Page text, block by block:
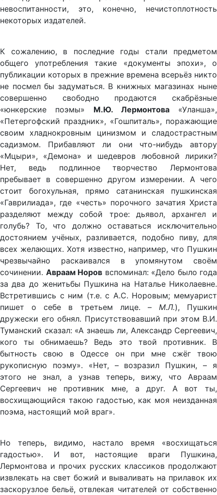
невоспитанности, это, конечно, нечистоплотность
некоторых издателей.
К сожалению, в последние годы стали предметом
общего употребления такие «документы эпохи», о
публикации которых в прежние времена всерьёз никто
не посмел бы задуматься. В книжных магазинах ныне
совершенно свободно продаются скабрёзные
«юнкерские поэмы» М.Ю. Лермонтова «Уланша»,
«Петергофский праздник», «Гошпиталь», поражающие
своим хладнокровным цинизмом и сладострастным
садизмом. Прибавляют ли они что-нибудь автору
«Мцыри», «Демона» и шедевров любовной лирики?
Нет, ведь подлинное творчество Лермонтова
пребывает в совершенно другом измерении. А чего
стоит богохульная, прямо сатанинская пушкинская
«Гаврилиада», где «честь» порочного зачатия Христа
разделяют между собой трое: дьявол, архангел и
голубь? То, что должно оставаться исключительно
достоянием учёных, разливается, подобно пиву, для
всех желающих. Хотя известно, например, что Пушкин
чрезвычайно раскаивался в упомянутом своём
сочинении. Авраам Норов вспоминал: «Дело было года
за два до женитьбы Пушкина на Наталье Николаевне.
Встретившись с ним (т.е. с А.С. Норовым; мемуарист
пишет о себе в третьем лице. – М.Л.), Пушкин
дружески его обнял. Присутствовавший при этом В.И.
Туманский сказал: «А знаешь ли, Александр Сергеевич,
кого ты обнимаешь? Ведь это твой противник. В
бытность свою в Одессе он при мне сжёг твою
рукописную поэму». «Нет, – возразил Пушкин, – я
этого не знал, а узнав теперь, вижу, что Авраам
Сергеевич не противник мне, а друг. А вот ты,
восхищающийся такою гадостью, как моя неизданная
поэма, настоящий мой враг».
Но теперь, видимо, настало время «восхищаться
гадостью». И вот, настоящие враги Пушкина,
Лермонтова и прочих русских классиков продолжают
извлекать на свет божий и вываливать на прилавок их
заскорузлое бельё, отвлекая читателей от собственно